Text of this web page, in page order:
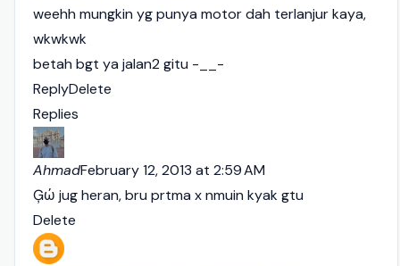
weehh mungkin yg punya motor dah terlanjur kaya,
wkwkwk
betah bgt ya jalan2 gitu -__-
ReplyDelete
Replies
AhmadFebruary 12, 2013 at 2:59 AM
Ģώ jug heran, bru prtma x nmuin kyak gtu
Delete